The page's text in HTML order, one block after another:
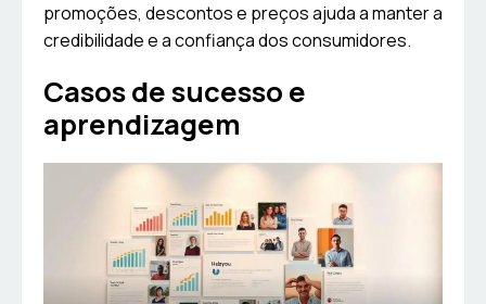
promoções, descontos e preços ajuda a manter a
credibilidade e a confiança dos consumidores.
Casos de sucesso e
aprendizagem